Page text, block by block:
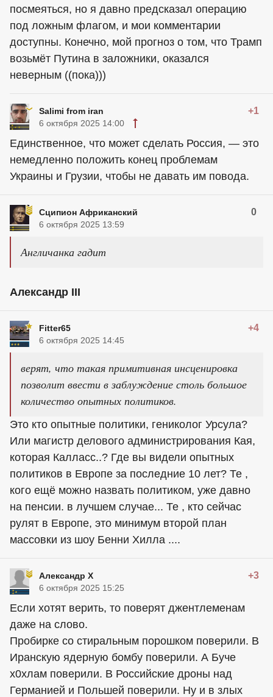
посмеяться, но я давно предсказал операцию
под ложным флагом, и мои комментарии
доступны. Конечно, мой прогноз о том, что Трамп
возьмёт Путина в заложники, оказался
неверным ((пока)))
Salimi from iran +1
6 октября 2025 14:00
Единственное, что может сделать Россия, — это
немедленно положить конец проблемам
Украины и Грузии, чтобы не давать им повода.
Сципион Африканский 0
6 октября 2025 13:59
Англичанка гадит
Александр III
Fitter65 +4
6 октября 2025 14:45
верят, что такая примитивная инсценировка
позволит ввести в заблуждение столь большое
количество опытных политиков.
Это кто опытные политики, гениколог Урсула?
Или магистр делового администрирования Кая,
которая Калласс..? Где вы видели опытных
политиков в Европе за последние 10 лет? Те ,
кого ещё можно назвать политиком, уже давно
на пенсии. в лучшем случае... Те , кто сейчас
рулят в Европе, это минимум второй план
массовки из шоу Бенни Хилла ....
Александр Х +3
6 октября 2025 15:25
Если хотят верить, то поверят джентлеменам
даже на слово.
Пробирке со стиральным порошком поверили. В
Иранскую ядерную бомбу поверили. А Буче
х0хлам поверили. В Российские дроны над
Германией и Польшей поверили. Ну и в злых